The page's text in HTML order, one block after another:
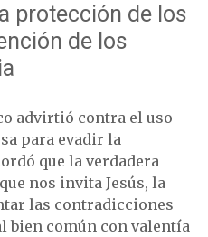
protección de los
de los
advirtió contra el uso
para evadir la
que la verdadera
nos invita Jesús, la
las contradicciones
bien común con valentía